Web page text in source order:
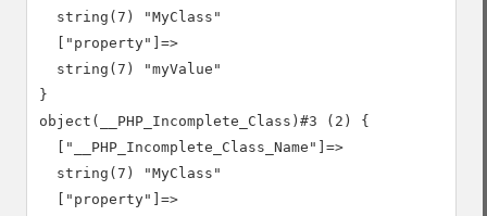
  string(7) "MyClass"
  ["property"]=>
  string(7) "myValue"
}
object(__PHP_Incomplete_Class)#3 (2) {
  ["__PHP_Incomplete_Class_Name"]=>
  string(7) "MyClass"
  ["property"]=>